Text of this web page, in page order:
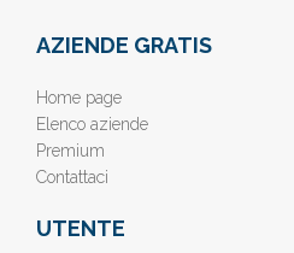
AZIENDE GRATIS
Home page
Elenco aziende
Premium
Contattaci
UTENTE